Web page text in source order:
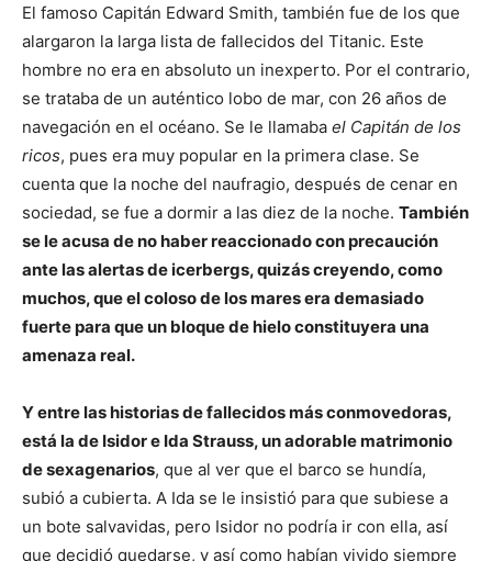
El famoso Capitán Edward Smith, también fue de los que
alargaron la larga lista de fallecidos del Titanic. Este
hombre no era en absoluto un inexperto. Por el contrario,
se trataba de un auténtico lobo de mar, con 26 años de
navegación en el océano. Se le llamaba el Capitán de los
ricos, pues era muy popular en la primera clase. Se
cuenta que la noche del naufragio, después de cenar en
sociedad, se fue a dormir a las diez de la noche. También
se le acusa de no haber reaccionado con precaución
ante las alertas de icerbergs, quizás creyendo, como
muchos, que el coloso de los mares era demasiado
fuerte para que un bloque de hielo constituyera una
amenaza real.
Y entre las historias de fallecidos más conmovedoras,
está la de Isidor e Ida Strauss, un adorable matrimonio
de sexagenarios, que al ver que el barco se hundía,
subió a cubierta. A Ida se le insistió para que subiese a
un bote salvavidas, pero Isidor no podría ir con ella, así
que decidió quedarse, y así como habían vivido siempre